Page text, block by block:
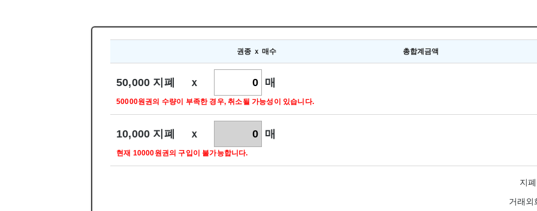
권종 ｘ 매수 총합계금액
50,000 지폐 ｘ 매
50000원권의 수량이 부족한 경우, 취소될 가능성이 있습니다.
10,000 지폐 ｘ 매
현재 10000원권의 구입이 불가능합니다.
지
거래외